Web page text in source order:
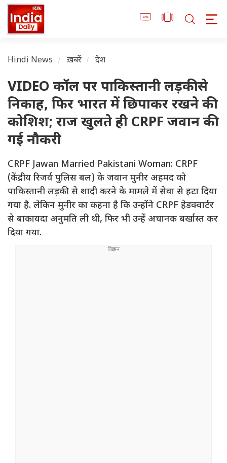
Hindi News ख़बरें देश
VIDEO कॉल पर पाकिस्तानी लड़की से
निकाह, फिर भारत में छिपाकर रखने की
कोशिश; राज खुलते ही CRPF जवान की
गई नौकरी
CRPF Jawan Married Pakistani Woman: CRPF
(केंद्रीय रिजर्व पुलिस बल) के जवान मुनीर अहमद को
पाकिस्तानी लड़की से शादी करने के मामले में सेवा से हटा दिया
गया है. लेकिन मुनीर का कहना है कि उन्होंने CRPF हेडक्वार्टर
से बाकायदा अनुमति ली थी, फिर भी उन्हें अचानक बर्खास्त कर
दिया गया.